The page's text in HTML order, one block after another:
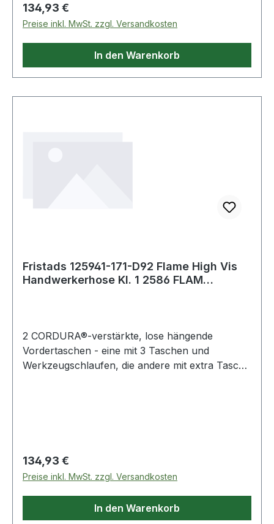
Regulärer Preis:
134,93 €
Preise inkl. MwSt. zzgl. Versandkosten
In den Warenkorb
Fristads 125941-171-D92 Flame High Vis
Handwerkerhose Kl. 1 2586 FLAM
2 CORDURA®-verstärkte, lose hängende
Vordertaschen - eine mit 3 Taschen und
Werkzeugschlaufen, die andere mit extra Tasche
Regulärer Preis:
134,93 €
Preise inkl. MwSt. zzgl. Versandkosten
In den Warenkorb